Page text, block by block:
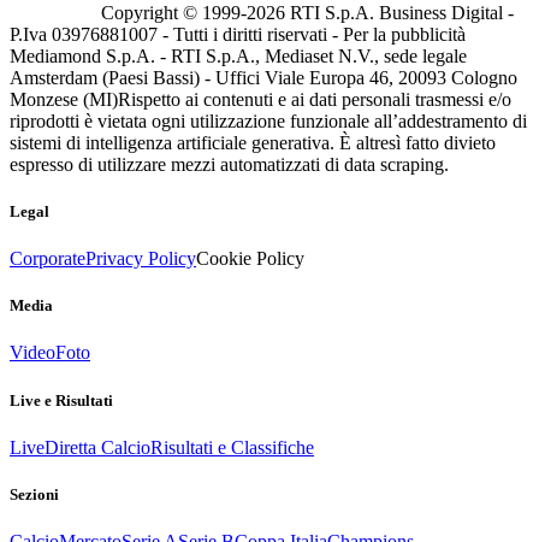
Copyright © 1999-2026 RTI S.p.A. Business Digital -
P.Iva 03976881007 - Tutti i diritti riservati - Per la pubblicità
Mediamond S.p.A. - RTI S.p.A., Mediaset N.V., sede legale
Amsterdam (Paesi Bassi) - Uffici Viale Europa 46, 20093 Cologno
Monzese (MI)Rispetto ai contenuti e ai dati personali trasmessi e/o
riprodotti è vietata ogni utilizzazione funzionale all’addestramento di
sistemi di intelligenza artificiale generativa. È altresì fatto divieto
espresso di utilizzare mezzi automatizzati di data scraping.
Legal
CorporatePrivacy PolicyCookie Policy
Media
VideoFoto
Live e Risultati
LiveDiretta CalcioRisultati e Classifiche
Sezioni